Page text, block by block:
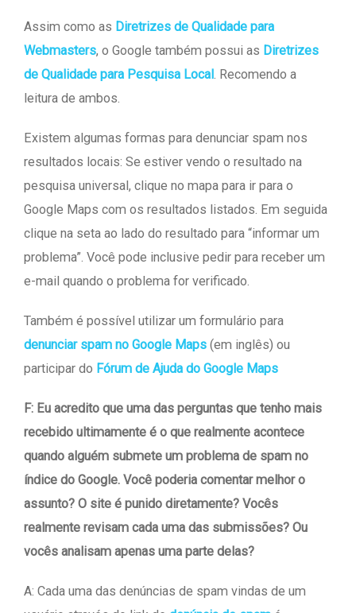
Assim como as Diretrizes de Qualidade para
Webmasters, o Google também possui as Diretrizes
de Qualidade para Pesquisa Local . Recomendo a
leitura de ambos.
Existem algumas formas para denunciar spam nos
resultados locais: Se estiver vendo o resultado na
pesquisa universal, clique no mapa para ir para o
Google Maps com os resultados listados. Em seguida
clique na seta ao lado do resultado para “informar um
problema”. Você pode inclusive pedir para receber um
e-mail quando o problema for verificado.
Também é possível utilizar um formulário para
denunciar spam no Google Maps (em inglês) ou
participar do Fórum de Ajuda do Google Maps
F: Eu acredito que uma das perguntas que tenho mais
recebido ultimamente é o que realmente acontece
quando alguém submete um problema de spam no
índice do Google. Você poderia comentar melhor o
assunto? O site é punido diretamente? Vocês
realmente revisam cada uma das submissões? Ou
vocês analisam apenas uma parte delas?
A: Cada uma das denúncias de spam vindas de um